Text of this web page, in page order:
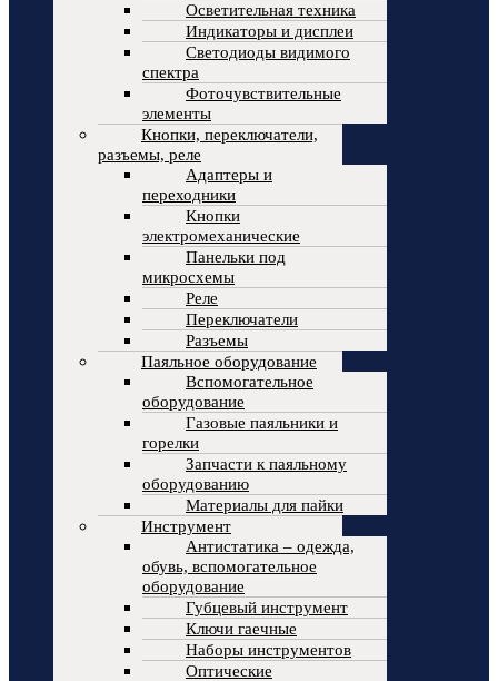
Осветительная техника
Индикаторы и дисплеи
Светодиоды видимого
спектра
Фоточувствительные
элементы
Кнопки, переключатели,
разъемы, реле
Адаптеры и
переходники
Кнопки
электромеханические
Панельки под
микросхемы
Реле
Переключатели
Разъемы
Паяльное оборудование
Вспомогательное
оборудование
Газовые паяльники и
горелки
Запчасти к паяльному
оборудованию
Материалы для пайки
Инструмент
Антистатика – одежда,
обувь, вспомогательное
оборудование
Губцевый инструмент
Ключи гаечные
Наборы инструментов
Оптические